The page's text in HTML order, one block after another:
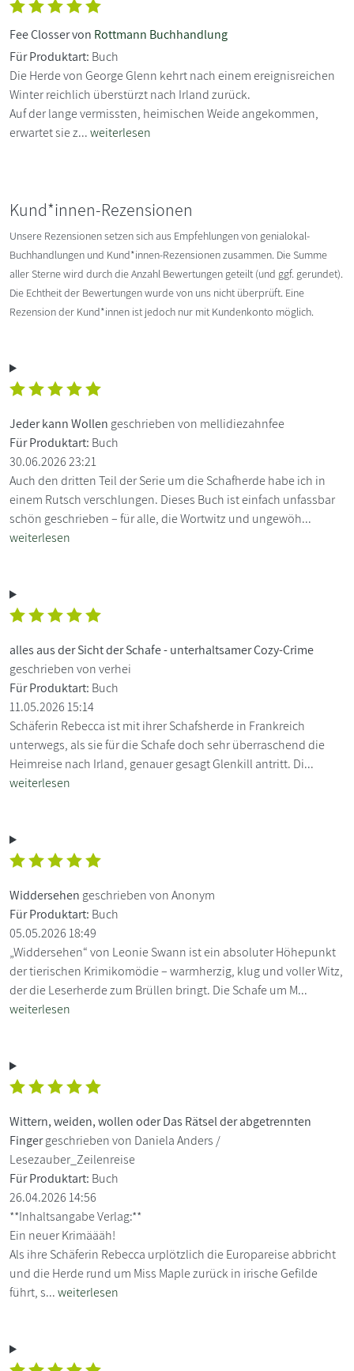
Fee Closser von Rottmann Buchhandlung
Für Produktart: Buch
Die Herde von George Glenn kehrt nach einem ereignisreichen
Winter reichlich überstürzt nach Irland zurück.
Auf der lange vermissten, heimischen Weide angekommen,
erwartet sie z...weiterlesen
Kund*innen-Rezensionen
Unsere Rezensionen setzen sich aus Empfehlungen von genialokal-
Buchhandlungen und Kund*innen-Rezensionen zusammen. Die Summe
aller Sterne wird durch die Anzahl Bewertungen geteilt (und ggf. gerundet).
Die Echtheit der Bewertungen wurde von uns nicht überprüft. Eine
Rezension der Kund*innen ist jedoch nur mit Kundenkonto möglich.
Jeder kann Wollen geschrieben von mellidiezahnfee
Für Produktart: Buch
30.06.2026 23:21
Auch den dritten Teil der Serie um die Schafherde habe ich in
einem Rutsch verschlungen. Dieses Buch ist einfach unfassbar
schön geschrieben – für alle, die Wortwitz und ungewöh...
weiterlesen
alles aus der Sicht der Schafe - unterhaltsamer Cozy-Crime
geschrieben von verhei
Für Produktart: Buch
11.05.2026 15:14
Schäferin Rebecca ist mit ihrer Schafsherde in Frankreich
unterwegs, als sie für die Schafe doch sehr überraschend die
Heimreise nach Irland, genauer gesagt Glenkill antritt. Di...
weiterlesen
Widdersehen geschrieben von Anonym
Für Produktart: Buch
05.05.2026 18:49
„Widdersehen“ von Leonie Swann ist ein absoluter Höhepunkt
der tierischen Krimikomödie – warmherzig, klug und voller Witz,
der die Leserherde zum Brüllen bringt. Die Schafe um M...
weiterlesen
Wittern, weiden, wollen oder Das Rätsel der abgetrennten
Fingergeschrieben von Daniela Anders /
Lesezauber_Zeilenreise
Für Produktart: Buch
26.04.2026 14:56
**Inhaltsangabe Verlag:**
Ein neuer Krimäääh!
Als ihre Schäferin Rebecca urplötzlich die Europareise abbricht
und die Herde rund um Miss Maple zurück in irische Gefilde
führt, s...weiterlesen